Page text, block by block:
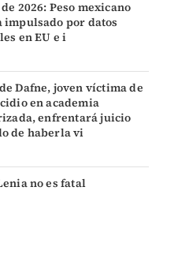
2026: Peso mexicano
impulsado por datos
en EU e i
Dafne, joven víctima de
en academia
enfrentará juicio
de haberla vi
no es fatal